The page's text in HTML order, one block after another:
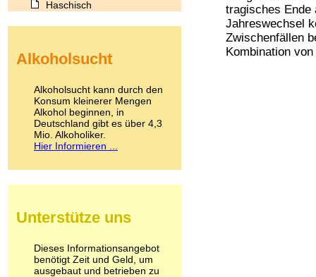
tragisches Ende
Jahreswechsel
Zwischenfällen
Kombination
Haschisch
Kokain
LSD
Marihuana
Medikamente
Meskalin
Metamphetamin
Methadon
Pilze
Psychopharmaka
Schlafmittel
Schmerzmittel
Alkoholsucht
Alkoholsucht kann durch den
Konsum kleinerer Mengen
Alkohol beginnen, in
Deutschland gibt es über 4,3
Mio. Alkoholiker.
Hier Informieren ...
Unterstütze uns
Dieses Informationsangebot
benötigt Zeit und Geld, um
ausgebaut und betrieben zu